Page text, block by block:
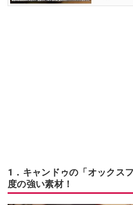
1．キャンドゥの「オックス
度の強い素材！